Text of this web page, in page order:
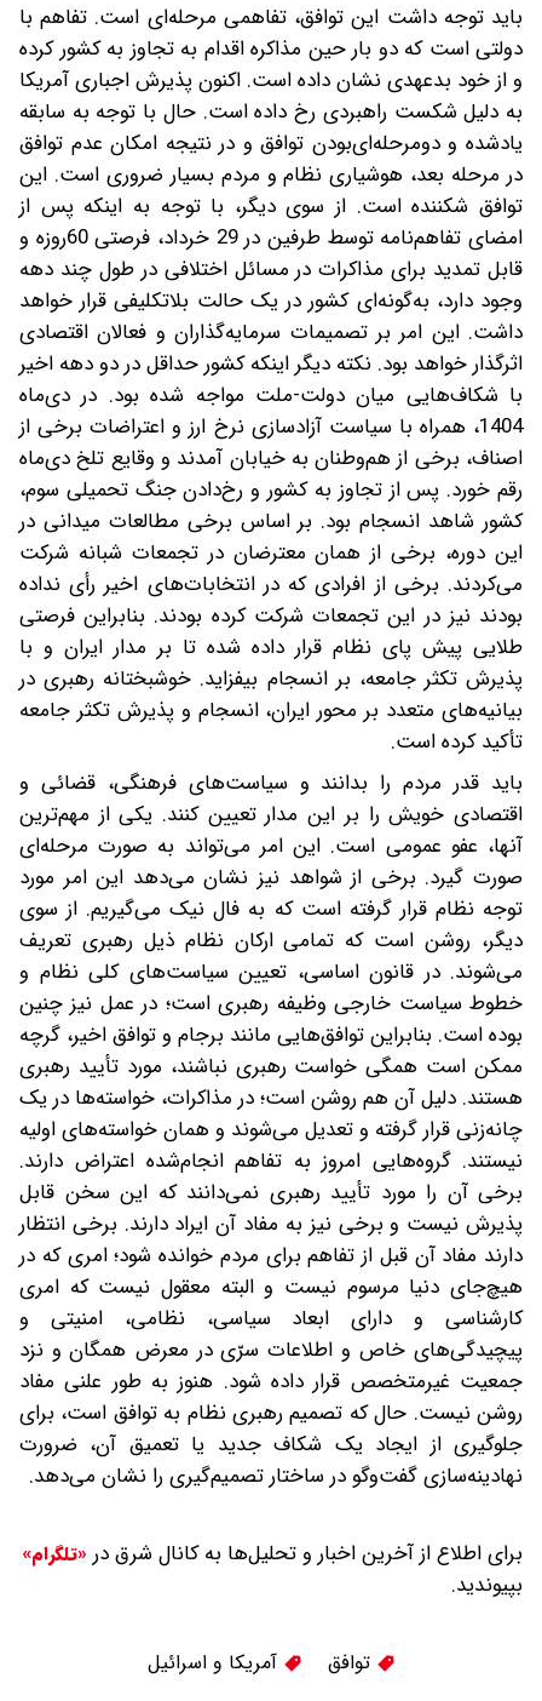
باید توجه داشت این توافق، تفاهمی مرحله‌ای است. تفاهم با
دولتی است که دو بار حین مذاکره اقدام به تجاوز به کشور کرده
و از خود بدعهدی نشان داده است. اکنون پذیرش اجباری آمریکا
به‌ دلیل شکست راهبردی رخ داده است. حال با توجه به سابقه
یادشده و دو‌مرحله‌ای‌بودن توافق و در نتیجه امکان عدم توافق
در مرحله بعد، هوشیاری نظام و مردم بسیار ضروری است. این
توافق شکننده است. از سوی دیگر، با توجه به اینکه پس از
امضای تفاهم‌نامه توسط طرفین در 29 خرداد، فرصتی 60‌روزه و
قابل تمدید برای مذاکرات در مسائل اختلافی در طول چند دهه
وجود دارد، به‌گونه‌ای کشور در یک حالت بلاتکلیفی قرار خواهد
داشت. این امر بر تصمیمات سرمایه‌گذاران و فعالان اقتصادی
اثرگذار خواهد بود. نکته دیگر اینکه کشور حداقل در دو دهه اخیر
با شکاف‌هایی میان دولت-ملت مواجه شده بود. در دی‌ماه
1404، همراه با سیاست آزادسازی نرخ ارز و اعتراضات برخی از
اصناف، برخی از هم‌وطنان به خیابان آمدند و وقایع تلخ دی‌ماه
رقم خورد. پس از تجاوز به کشور و رخ‌دادن جنگ تحمیلی سوم،
کشور شاهد انسجام بود. بر اساس برخی مطالعات میدانی در
این دوره، برخی از همان معترضان در تجمعات شبانه شرکت
می‌کردند. برخی از افرادی که در انتخابات‌های اخیر رأی نداده
بودند نیز در این تجمعات شرکت کرده بودند. بنابراین فرصتی
طلایی پیش پای نظام قرار داده شده تا بر مدار ایران و با
پذیرش تکثر جامعه، بر انسجام بیفزاید. خوشبختانه رهبری در
بیانیه‌های متعدد بر محور ایران، انسجام و پذیرش تکثر جامعه
تأکید کرده است.
باید قدر مردم را بدانند و سیاست‌های فرهنگی، قضائی و
اقتصادی خویش را بر این مدار تعیین کنند. یکی از مهم‌ترین
آنها، عفو عمومی است. این امر می‌تواند به صورت مرحله‌ای
صورت گیرد. برخی از شواهد نیز نشان می‌دهد‌ این امر مورد
توجه نظام قرار گرفته است که به فال نیک می‌گیریم. از سوی
دیگر، روشن است که تمامی ارکان نظام ذیل رهبری تعریف
می‌شوند. در قانون اساسی، تعیین سیاست‌های کلی نظام و
خطوط سیاست خارجی وظیفه رهبری است؛ در عمل نیز چنین
بوده است. بنابراین توافق‌هایی مانند برجام و توافق اخیر، گرچه
ممکن است همگی خواست رهبری نباشند، مورد تأیید رهبری
هستند. دلیل آن هم روشن است؛ در مذاکرات، خواسته‌ها در یک
چانه‌زنی قرار گرفته و تعدیل می‌شوند و همان خواسته‌های اولیه
نیستند. گروه‌هایی امروز به تفاهم انجام‌شده اعتراض دارند.
برخی آن را مورد تأیید رهبری نمی‌دانند که این سخن قابل
پذیرش نیست و برخی نیز به مفاد آن ایراد دارند. برخی انتظار
دارند مفاد آن قبل از تفاهم برای مردم خوانده شود؛ امری که در
هیچ‌جای دنیا مرسوم نیست و البته معقول نیست که امری
کارشناسی و دارای ابعاد سیاسی، نظامی، امنیتی و
پیچیدگی‌های خاص و اطلاعات سرّی در معرض همگان و نزد
جمعیت غیرمتخصص قرار داده شود. هنوز به طور علنی مفاد
روشن نیست. حال که تصمیم رهبری نظام به توافق است، برای
جلوگیری از ایجاد یک شکاف جدید‌ یا تعمیق آن، ضرورت
نهادینه‌سازی گفت‌وگو در ساختار تصمیم‌گیری را نشان می‌دهد.
برای اطلاع از آخرین اخبار و تحلیل‌ها به کانال شرق در «تلگرام»
بپیوندید.
توافق آمریکا و اسرائیل